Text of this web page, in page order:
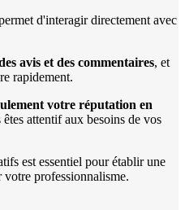
d'interagir directement avec
avis et des commentaires, et
rapidement.
votre réputation en
attentif aux besoins de vos
est essentiel pour établir une
professionnalisme.